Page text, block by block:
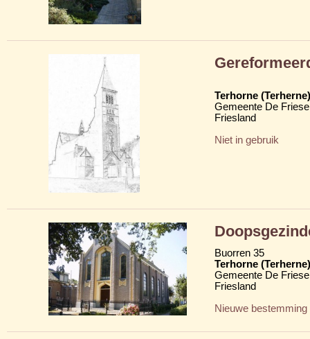
Terhorne (Terherne)
Gemeente De
Friesland
Niet in gebruik
Buorren 35
Terhorne (Terherne)
Gemeente De
Friesland
Nieuwe bestemming